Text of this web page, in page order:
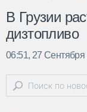
В Грузии
дизтопливо
06:51, 27 Сентября